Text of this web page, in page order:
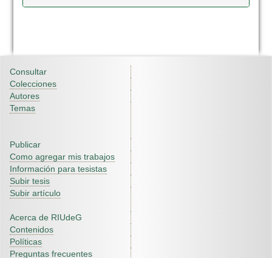
Consultar
Colecciones
Autores
Temas
Publicar
Como agregar mis trabajos
Información para tesistas
Subir tesis
Subir artículo
Acerca de RIUdeG
Contenidos
Políticas
Preguntas frecuentes